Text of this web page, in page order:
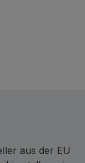
aus der EU